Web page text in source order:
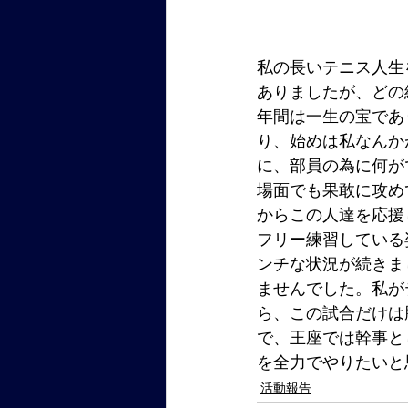
私の長いテニス人
ありましたが、ど
年間は一生の宝で
り、始めは私なん
に、部員の為に何
場面でも果敢に攻
からこの人達を応
フリー練習してい
ンチな状況が続き
ませんでした。私
ら、この試合だけ
で、王座では幹事
を全力でやりたい
活動報告